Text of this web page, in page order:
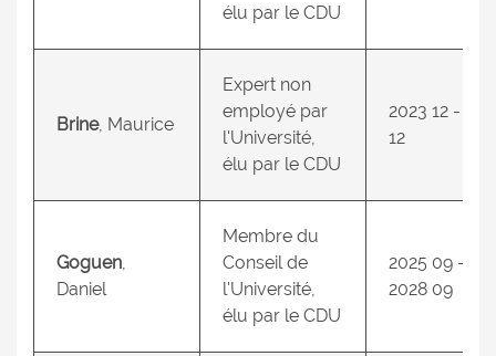
élu par le CDU
Brine, Maurice
Expert non
employé par
l'Université,
élu par le CDU
2023 12 -
12
Goguen,
Daniel
Membre du
Conseil de
l'Université,
élu par le CDU
2025 09 –
2028 09